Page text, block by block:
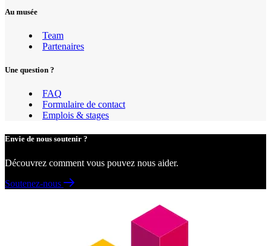
Au musée
Team
Partenaires
Une question ?
FAQ
Formulaire de contact
Emplois & stages
Envie de nous soutenir ?
Découvrez comment vous pouvez nous aider.
Soutenez-nous